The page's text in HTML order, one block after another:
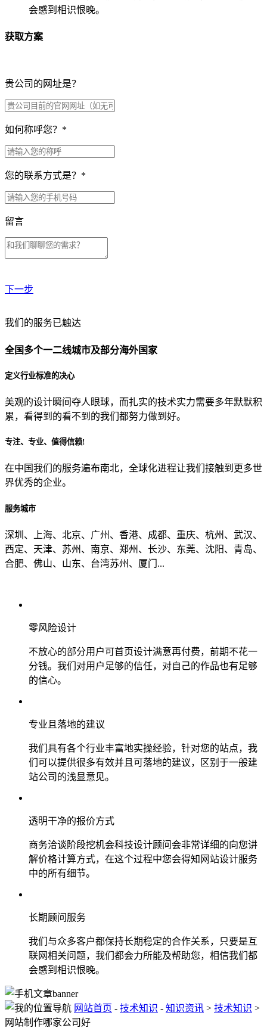
会感到相识恨晚。
获取方案
贵公司的网址是？
如何称呼您？ *
您的联系方式是？ *
留言
下一步
贵公司预算范围是？
贵公司的团队规模是？
目前主要的营销渠道是？
我们的服务已触达
全国多个一二线城市及部分海外国家
定义行业标准的决心
美观的设计瞬间夺人眼球，而扎实的技术实力需要多年默默积
累，看得到的看不到的我们都努力做到好。
专注、专业、值得信赖!
在中国我们的服务遍布南北，全球化进程让我们接触到更多世
界优秀的企业。
服务城市
深圳、上海、北京、广州、香港、成都、重庆、杭州、武汉、
西定、天津、苏州、南京、郑州、长沙、东莞、沈阳、青岛、
合肥、佛山、山东、台湾苏州、厦门...
零风险设计
不放心的部分用户可首页设计满意再付费，前期不花一
分钱。我们对用户足够的信任，对自己的作品也有足够
的信心。
专业且落地的建议
我们具有各个行业丰富地实操经验，针对您的站点，我
们可以提供很多有效并且可落地的建议，区别于一般建
站公司的浅显意见。
透明干净的报价方式
商务洽谈阶段挖机会科技设计顾问会非常详细的向您讲
解价格计算方式，在这个过程中您会得知网站设计服务
中的所有细节。
长期顾问服务
我们与众多客户都保持长期稳定的合作关系，只要是互
联网相关问题，我们都会力所能及帮助您，相信我们都
会感到相识恨晚。
网站首页 - 技术知识 - 知识资讯 > 技术知识 >
网站制作哪家公司好